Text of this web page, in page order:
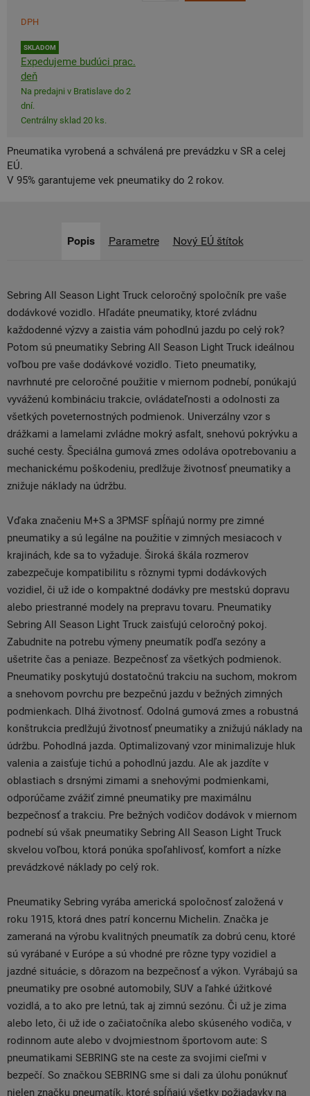
DPH
SKLADOM
Expedujeme budúci prac.
deň
Na predajni v Bratislave do 2
dní.
Centrálny sklad 20 ks.
Pneumatika vyrobená a schválená pre prevádzku v SR a celej
EÚ.
V 95% garantujeme vek pneumatiky do 2 rokov.
Popis Parametre Nový EÚ štítok
Sebring All Season Light Truck celoročný spoločník pre vaše
dodávkové vozidlo. Hľadáte pneumatiky, ktoré zvládnu
každodenné výzvy a zaistia vám pohodlnú jazdu po celý rok?
Potom sú pneumatiky Sebring All Season Light Truck ideálnou
voľbou pre vaše dodávkové vozidlo. Tieto pneumatiky,
navrhnuté pre celoročné použitie v miernom podnebí, ponúkajú
vyváženú kombináciu trakcie, ovládateľnosti a odolnosti za
všetkých poveternostných podmienok. Univerzálny vzor s
drážkami a lamelami zvládne mokrý asfalt, snehovú pokrývku a
suché cesty. Špeciálna gumová zmes odoláva opotrebovaniu a
mechanickému poškodeniu, predlžuje životnosť pneumatiky a
znižuje náklady na údržbu.
Vďaka značeniu M+S a 3PMSF spĺňajú normy pre zimné
pneumatiky a sú legálne na použitie v zimných mesiacoch v
krajinách, kde sa to vyžaduje. Široká škála rozmerov
zabezpečuje kompatibilitu s rôznymi typmi dodávkových
vozidiel, či už ide o kompaktné dodávky pre mestskú dopravu
alebo priestranné modely na prepravu tovaru. Pneumatiky
Sebring All Season Light Truck zaisťujú celoročný pokoj.
Zabudnite na potrebu výmeny pneumatík podľa sezóny a
ušetrite čas a peniaze. Bezpečnosť za všetkých podmienok.
Pneumatiky poskytujú dostatočnú trakciu na suchom, mokrom
a snehovom povrchu pre bezpečnú jazdu v bežných zimných
podmienkach. Dlhá životnosť. Odolná gumová zmes a robustná
konštrukcia predlžujú životnosť pneumatiky a znižujú náklady na
údržbu. Pohodlná jazda. Optimalizovaný vzor minimalizuje hluk
valenia a zaisťuje tichú a pohodlnú jazdu. Ale ak jazdíte v
oblastiach s drsnými zimami a snehovými podmienkami,
odporúčame zvážiť zimné pneumatiky pre maximálnu
bezpečnosť a trakciu. Pre bežných vodičov dodávok v miernom
podnebí sú však pneumatiky Sebring All Season Light Truck
skvelou voľbou, ktorá ponúka spoľahlivosť, komfort a nízke
prevádzkové náklady po celý rok.
Pneumatiky Sebring vyrába americká spoločnosť založená v
roku 1915, ktorá dnes patrí koncernu Michelin. Značka je
zameraná na výrobu kvalitných pneumatík za dobrú cenu, ktoré
sú vyrábané v Európe a sú vhodné pre rôzne typy vozidiel a
jazdné situácie, s dôrazom na bezpečnosť a výkon. Vyrábajú sa
pneumatiky pre osobné automobily, SUV a ľahké úžitkové
vozidlá, a to ako pre letnú, tak aj zimnú sezónu. Či už je zima
alebo leto, či už ide o začiatočníka alebo skúseného vodiča, v
rodinnom aute alebo v dvojmiestnom športovom aute: S
pneumatikami SEBRING ste na ceste za svojimi cieľmi v
bezpečí. So značkou SEBRING sme si dali za úlohu ponúknuť
nielen značku pneumatík, ktoré spĺňajú všetky požiadavky na